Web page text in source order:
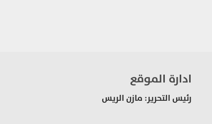
ادارة الموقع
رئيس التحرير: مازن الريس